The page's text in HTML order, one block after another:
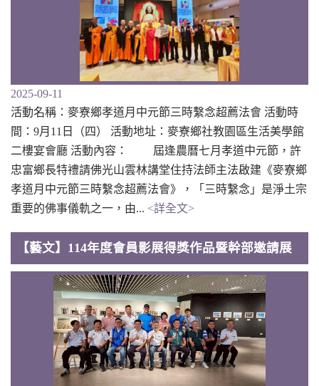
2025-09-11
活動名稱：麥寮鄉孝道月中元節三時繫念超薦法會 活動時
間：9月11日（四） 活動地址：麥寮鄉社教園區生活美學館
二樓宴會廳 活動內容： 屆逢農曆七月孝道中元節，許
忠富鄉長特禮請佛光山雲林講堂住持法師主法啟建《麥寮鄉
孝道月中元節三時繫念超薦法會》，「三時繫念」是淨土宗
重要的佛事儀軌之一，由... <詳全文>
【藝文】114年度會員影展得獎作品暨幹部邀請展